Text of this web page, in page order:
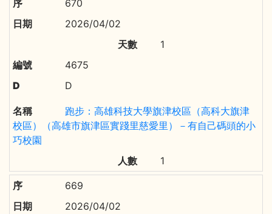
670
2026/04/02
1
4675
D
跑步：高雄科技大學旗津校區（高科大旗津
校區）（高雄市旗津區實踐里慈愛里）－有自己碼頭的小
巧校園
1
669
2026/04/02